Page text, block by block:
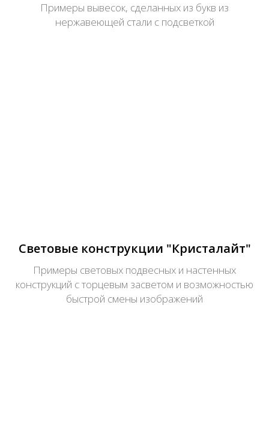
Примеры вывесок, сделанных из букв из
нержавеющей стали с подсветкой
Световые конструкции "Кристалайт"
Примеры световых подвесных и настенных
конструкций с торцевым засветом и возможностью
быстрой смены изображений